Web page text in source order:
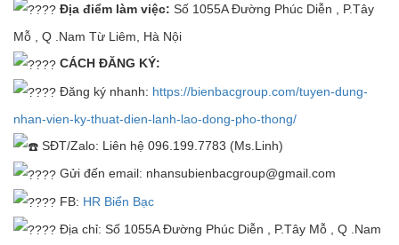
Địa điểm làm việc: Số 1055A Đường Phúc Diễn , P.Tây
Mỗ , Q .Nam Từ Liêm, Hà Nội
CÁCH ĐĂNG KÝ:
Đăng ký nhanh: https://bienbacgroup.com/tuyen-dung-
nhan-vien-ky-thuat-dien-lanh-lao-dong-pho-thong/
SĐT/Zalo: Liên hệ 096.199.7783 (Ms.Linh)
Gửi đến email: nhansubienbacgroup@gmail.com
FB: HR Biển Bạc
Địa chỉ: Số 1055A Đường Phúc Diễn , P.Tây Mỗ , Q .Nam